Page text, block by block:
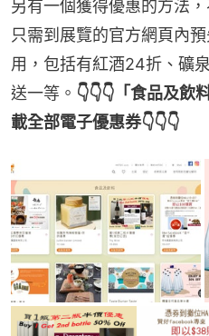
另有一個獲得優惠的方法
只需到展覽的官方網頁內
用，包括有紅酒24折、礦
送一等。 👇👇👇「食品及
載全部電子優惠券👇👇👇